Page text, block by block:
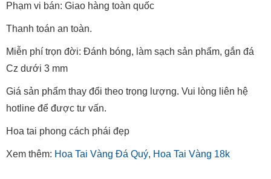
Phạm vi bán: Giao hàng toàn quốc
Thanh toán an toàn.
Miễn phí trọn đời: Đánh bóng, làm sạch sản phẩm, gắn đá
Cz dưới 3 mm
Giá sản phẩm thay đổi theo trọng lượng. Vui lòng liên hệ
hotline để được tư vấn.
Hoa tai phong cách phái đẹp
Xem thêm: Hoa Tai Vàng Đá Quý, Hoa Tai Vàng 18k